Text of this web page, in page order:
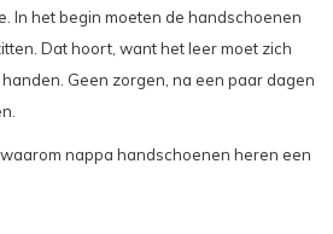
In het begin moeten de handschoenen
Dat hoort, want het leer moet zich
Geen zorgen, na een paar dagen
nappa handschoenen heren een